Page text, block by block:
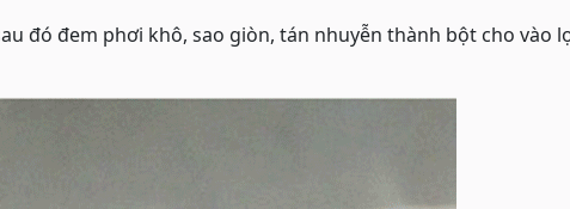
đó đem phơi khô, sao giòn, tán nhuyễn thành bột cho vào